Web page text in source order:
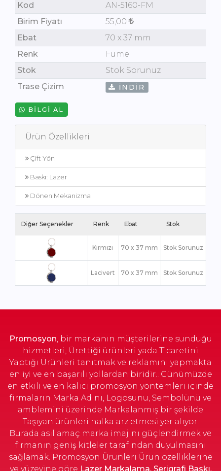
Kod
AN-5160-FM
Birim Fiyatı
55,00
Ebat
70 x 37 mm
Renk
Füme
Stok
Stok Sorunuz
Trase Çizim
İNDIR
BILGI AL
Ürün Özellikleri
Çift Yön
Baskı: Lazer
Dönen Mekanizma
Diğer Seçenekler Renk Ebat Stok
Kırmızı 70 x 37 mm Stok Sorunuz
Lacivert 70 x 37 mm Stok Sorunuz
Promosyon, bir markanın müşterilerine sunduğu
hizmetleri, Ürettiği ürünleri yada Ticaretini
Yaptığı Ürünleri tanıtmak ve reklamını yapmakta
en iyi ve en başarılı yollardan biridir.. Günümüzde
en etkili ve en kalıcı promosyon yöntemleri içinde
firmaların Marka Adını, Logosunu, Sembolünü ve
amblemini üzerinde Markalanmış bir şekilde
Taşıyan ürünleri halka arz etmesi yer alıyor.
Burada asıl amaç marka imajını güçlendirmek ve
firmanın geniş kitleler tarafından duyulmasını
sağlamak. Promosyon Ürünleri Ürün özelliklerine
ve yüzeyine göre Lazer Markalama, Serigrafi Baskı,